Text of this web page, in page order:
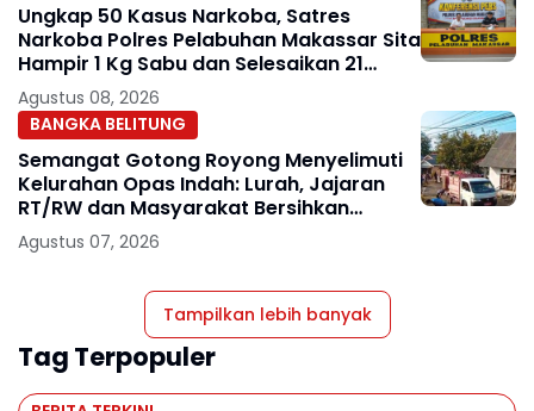
Ungkap 50 Kasus Narkoba, Satres
Narkoba Polres Pelabuhan Makassar Sita
Hampir 1 Kg Sabu dan Selesaikan 21
Perkara Lewat Restorative Justice
Agustus 08, 2026
BANGKA BELITUNG
Semangat Gotong Royong Menyelimuti
Kelurahan Opas Indah: Lurah, Jajaran
RT/RW dan Masyarakat Bersihkan
Lingkungan
Agustus 07, 2026
Tampilkan lebih banyak
Tag Terpopuler